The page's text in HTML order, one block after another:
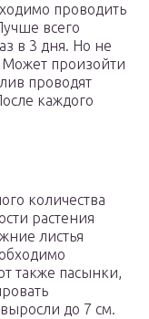
проводить
всего
в 3 дня. Но не
Может произойти
проводят
каждого
количества
растения
листья
также пасынки,
до 7 см.